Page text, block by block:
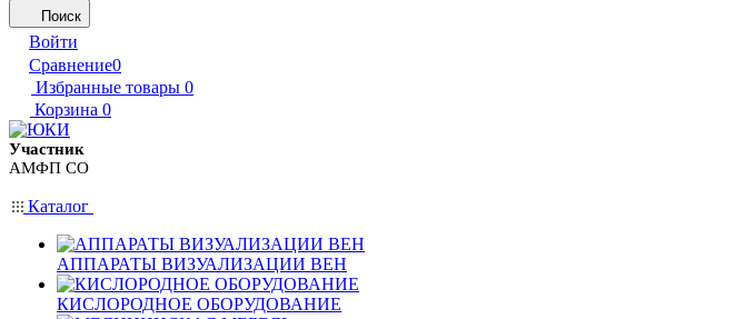
Поиск
Войти
Сравнение0
Избранные товары 0
Корзина 0
Участник
АМФП СО
Каталог
АППАРАТЫ ВИЗУАЛИЗАЦИИ ВЕН
КИСЛОРОДНОЕ ОБОРУДОВАНИЕ